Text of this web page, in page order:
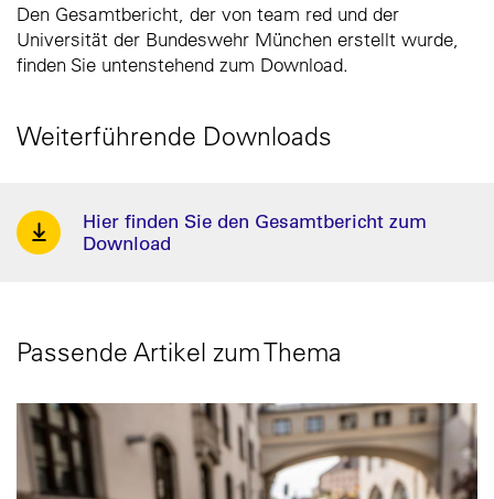
Den Gesamtbericht, der von team red und der
Universität der Bundeswehr München erstellt wurde,
finden Sie untenstehend zum Download.
Weiterführende Downloads
Hier finden Sie den Gesamtbericht zum
Download
Passende Artikel zum Thema